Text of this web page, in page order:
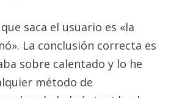
saca el usuario es «la
La conclusión correcta es
sobre calentado y lo he
método de